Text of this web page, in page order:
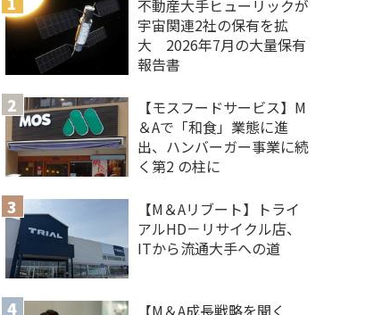
不動産大手ヒューリックが
宇宙関連2社の保有を拡
大 2026年7月の大量保有
報告書
【モスフードサービス】M
＆Aで「和食」業態に進
出、ハンバーガー事業に続
く第2 の柱に
【M＆Aリブート】トライ
アルHD－リサイクル店、
ITから流通大手への道
【M＆A 成長戦略を聞く